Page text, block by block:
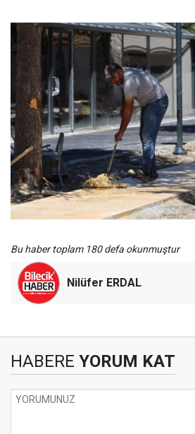
Bu haber toplam 180 defa okunmuştur
Nilüfer ERDAL
HABERE YORUM KAT